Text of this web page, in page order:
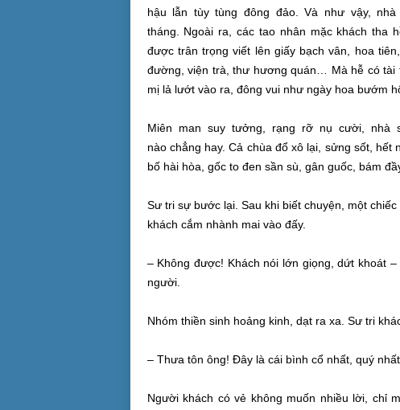
hậu lẫn tùy tùng đông đảo. Và như vậy,
tháng. Ngoài ra , các tao nhân mặc kháchtha
được trân trọng viết lên giấy bạch vân , hoa
đường, viện trà, thư hương quán… Mà hễ có tài
mị lả lướt vào ra, đông vui như ngày hoa bướm
Miên man suy tưởng rạng rỡnụ cười, nhà
nàochẳng hay. Cả chùa đổ xô lại, sửng sốt, hết
bố hài hòa, gốc to đen sần sù, gân guốc, bám
Sư tri sựbước lại. Sau khi biết chuyện, một
khách cắm nhành mai vào đấy.
– Không được! Khách nói lớn giọng,dứt khoát–
người.
Nhóm thiền sinh hoảng kinh, dạt ra xa. Sư tri
– Thưa tôn ông! Đây là cái bình cổ nhất, quý
Người khách có vẻ không muốn nhiều lời, chỉ